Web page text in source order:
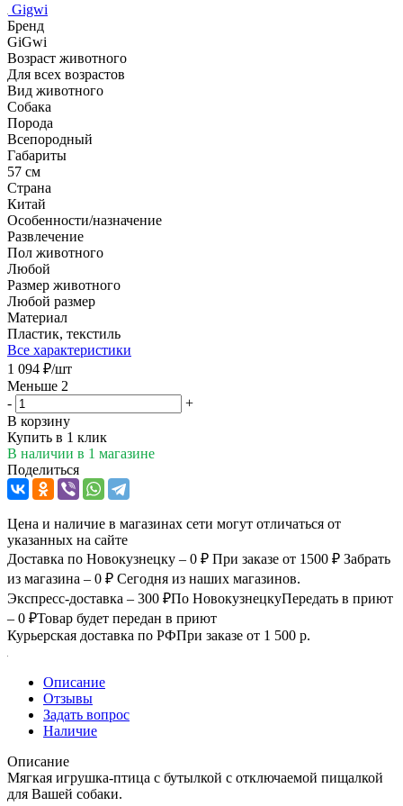
Gigwi
Бренд
GiGwi
Возраст животного
Для всех возрастов
Вид животного
Собака
Порода
Всепородный
Габариты
57 см
Страна
Китай
Особенности/назначение
Развлечение
Пол животного
Любой
Размер животного
Любой размер
Материал
Пластик, текстиль
Все характеристики
1 094 ₽/шт
Меньше 2
-
+
В корзину
Купить в 1 клик
В наличии в 1 магазине
Поделиться
Цена и наличие в магазинах сети могут отличаться от
указанных на сайте
Доставка по Новокузнецку – 0 ₽ При заказе от 1500 ₽ Забрать
из магазина – 0 ₽ Сегодня из наших магазинов.
Экспресс-доставка – 300 ₽По НовокузнецкуПередать в приют
– 0 ₽Товар будет передан в приют
Курьерская доставка по РФПри заказе от 1 500 р.
Описание
Отзывы
Задать вопрос
Наличие
Описание
Мягкая игрушка-птица с бутылкой с отключаемой пищалкой
для Вашей собаки.